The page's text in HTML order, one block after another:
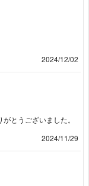
2024/12/02
とうございました。
2024/11/29